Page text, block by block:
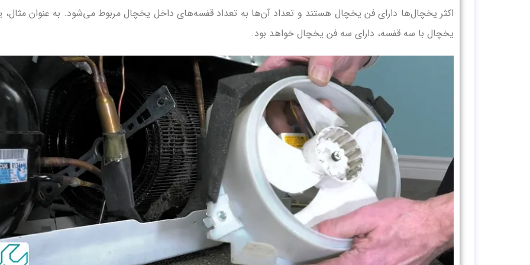
اکثر یخچال‌ها دارای فن یخچال هستند و تعداد آن‌ها به تعداد قفسه‌های داخل یخچال مربوط می‌شود. به عنوان
یخچال با سه قفسه، دارای سه فن یخچال خواهد بود.